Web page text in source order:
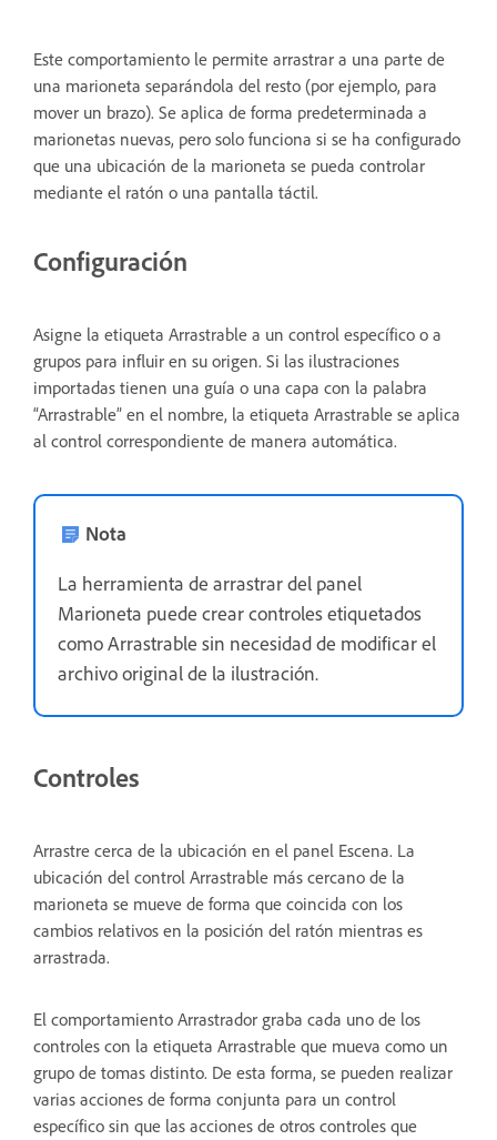
Este comportamiento le permite arrastrar a una parte de
una marioneta separándola del resto (por ejemplo, para
mover un brazo). Se aplica de forma predeterminada a
marionetas nuevas, pero solo funciona si se ha configurado
que una ubicación de la marioneta se pueda controlar
mediante el ratón o una pantalla táctil.
Configuración
Asigne la etiqueta Arrastrable a un control específico o a
grupos para influir en su origen. Si las ilustraciones
importadas tienen una guía o una capa con la palabra
“Arrastrable” en el nombre, la etiqueta Arrastrable se aplica
al control correspondiente de manera automática.
Nota
La herramienta de arrastrar del panel
Marioneta puede crear controles etiquetados
como Arrastrable sin necesidad de modificar el
archivo original de la ilustración.
Controles
Arrastre cerca de la ubicación en el panel Escena. La
ubicación del control Arrastrable más cercano de la
marioneta se mueve de forma que coincida con los
cambios relativos en la posición del ratón mientras es
arrastrada.
El comportamiento Arrastrador graba cada uno de los
controles con la etiqueta Arrastrable que mueva como un
grupo de tomas distinto. De esta forma, se pueden realizar
varias acciones de forma conjunta para un control
específico sin que las acciones de otros controles que